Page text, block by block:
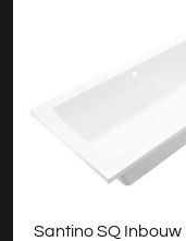
Santino SQ